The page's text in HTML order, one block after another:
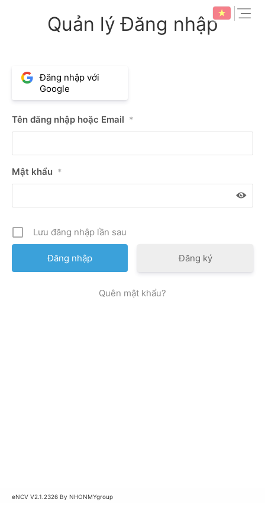
Quản lý Đăng nhập
Đăng nhập với
Google
Tên đăng nhập hoặc Email *
Mật khẩu *
Lưu đăng nhập lần sau
Đăng ký
Quên mật khẩu?
eNCV V2.1.2326 By NHONMYgroup